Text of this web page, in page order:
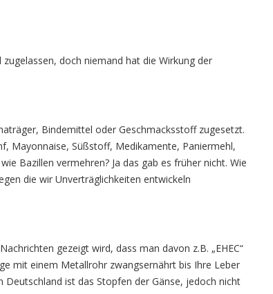
doch niemand hat die Wirkung der
Bindemittel oder Geschmacksstoff zugesetzt.
Mayonnaise, Süßstoff, Medikamente, Paniermehl,
Bazillen vermehren? Ja das gab es früher nicht. Wie
die wir Unverträglichkeiten entwickeln
gezeigt wird, dass man davon z.B. „EHEC“
mit einem Metallrohr zwangsernährt bis Ihre Leber
ist das Stopfen der Gänse, jedoch nicht